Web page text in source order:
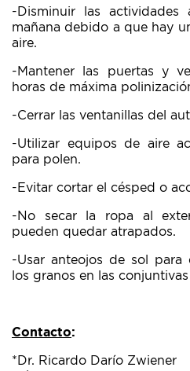
-Disminuir las
mañana debido a que hay
aire.
-Mantener las puertas y
horas de máxima
-Cerrar las ventanillas del
-Utilizar equipos de aire
para polen.
-Evitar cortar el césped o
-No secar la ropa al
pueden quedar atrapados.
-Usar anteojos de sol
los granos en las
Contacto:
*Dr. Ricardo Darío Zwiener